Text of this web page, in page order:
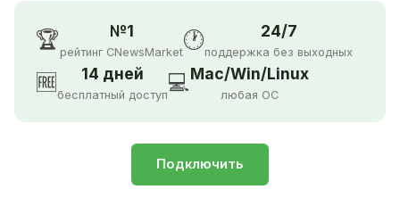
🏆 №1
рейтинг CNewsMarket🕐 24/7
поддержка без выходных
🆓 14 дней
бесплатный доступ💻Mac/Win/Linux
любая ОС
Подключить